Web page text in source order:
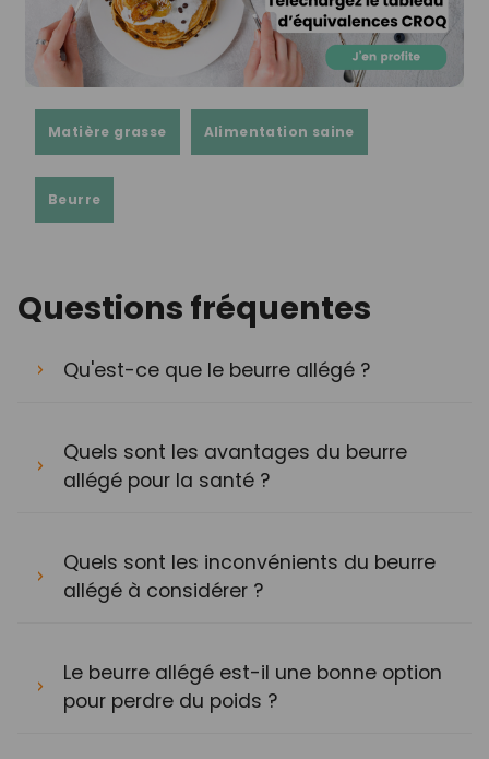
Matière grasse Alimentation saine
Beurre
Questions fréquentes
Qu'est-ce que le beurre allégé ?
Quels sont les avantages du beurre
allégé pour la santé ?
Quels sont les inconvénients du beurre
allégé à considérer ?
Le beurre allégé est-il une bonne option
pour perdre du poids ?